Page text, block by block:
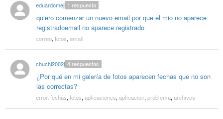
eduardomejia
quiero comenzar un nuevo email por que el mio no aparece
registradoemail no aparece registrado
1 respuesta
correo, fotos, email
chuchi2002j
¿Por qué en mi galería de fotos aparecen fechas que no son
las correctas?
4respuestas
error, fechas, fotos, aplicaciones, aplicacion, problema, archivos